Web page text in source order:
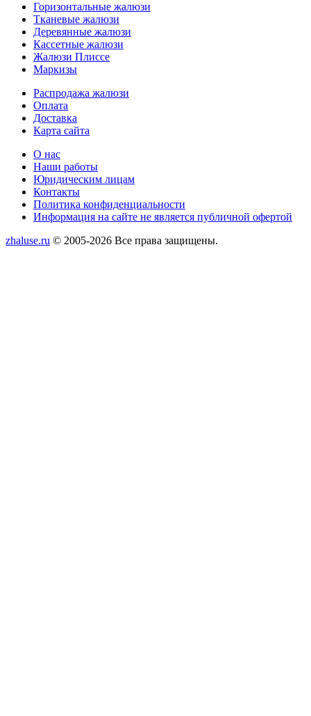
Горизонтальные жалюзи
Тканевые жалюзи
Деревянные жалюзи
Кассетные жалюзи
Жалюзи Плиссе
Маркизы
МенюРаспродажа жалюзи
Оплата
Доставка
Карта сайта
МенюО нас
Наши работы
Юридическим лицам
Контакты
Политика конфиденциальности
Информация на сайте не является публичной офертой
zhaluse.ru © 2005-2026 Все права защищены.